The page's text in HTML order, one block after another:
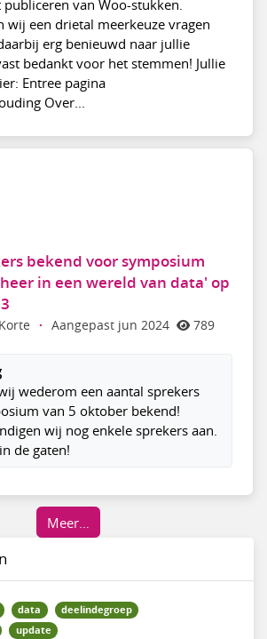
van Woo-stukken.
wij een drietal meerkeuze vragen
erg benieuwd naar jullie
bedankt voor het stemmen! Jullie
Entree pagina
Over...
bekend voor symposium
in een wereld van data' op
· Aangepast jun 2024 789
wederom een aantal sprekers
van 5 oktober bekend!
wij nog enkele sprekers aan.
de gaten!
Meer…
data
deelindegroep
update